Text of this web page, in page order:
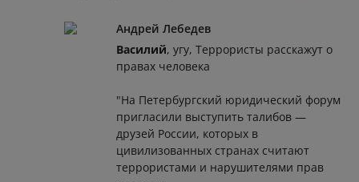
Андрей Лебедев
Василий, угу, Террористы расскажут о
правах человека
"На Петербургский юридический форум
пригласили выступить талибов —
друзей России, которых в
цивилизованных странах считают
террористами и нарушителями прав